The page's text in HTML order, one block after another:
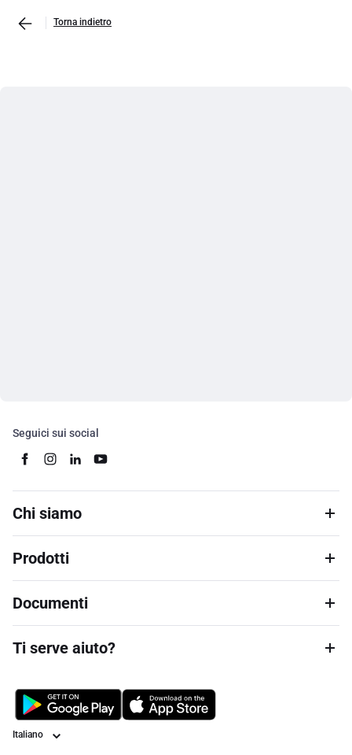
Torna indietro
Seguici sui social
Chi siamo
Prodotti
Documenti
Ti serve aiuto?
Lingua